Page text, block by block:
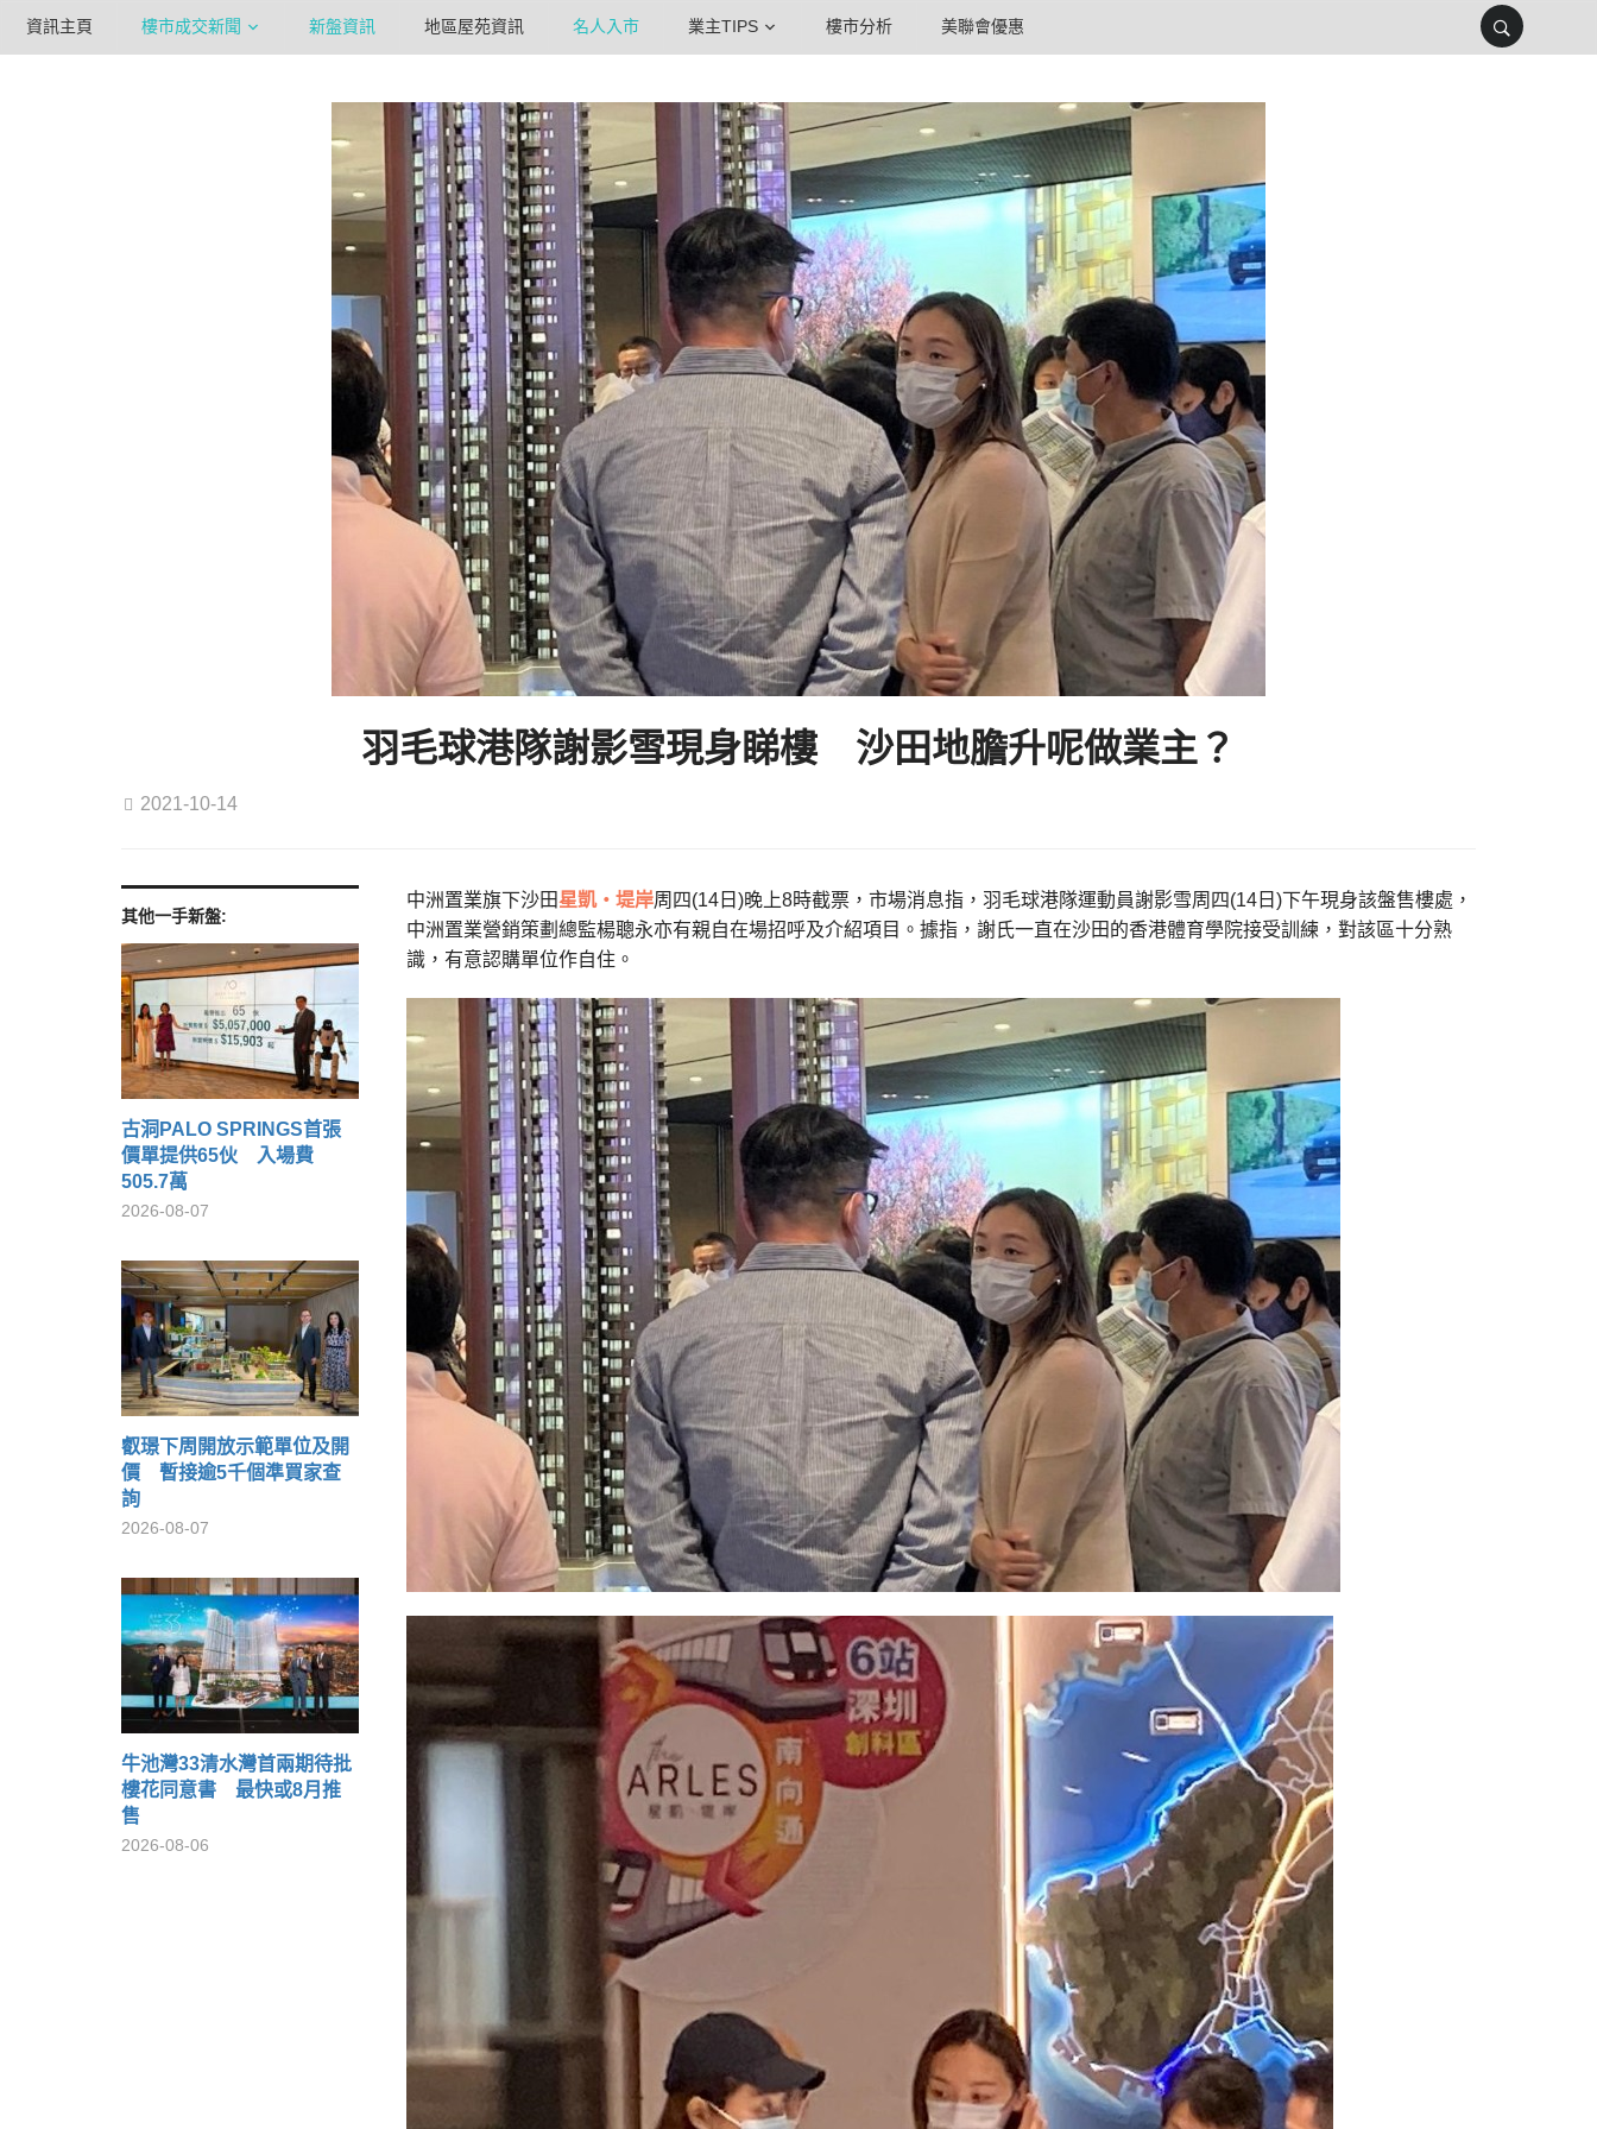
資訊主頁 樓市成交新聞 新盤資訊 地區屋苑資訊 名人入市 業主TIPS 樓市分析 美聯會優惠
羽毛球港隊謝影雪現身睇樓 沙田地膽升呢做業主？
2021-10-14
其他一手新盤:
古洞PALO SPRINGS首張
價單提供65伙 入場費
505.7萬
2026-08-07
叡璟下周開放示範單位及開
價 暫接逾5千個準買家查
詢
2026-08-07
牛池灣33清水灣首兩期待批
樓花同意書 最快或8月推
售
2026-08-06
中洲置業旗下沙田星凱‧堤岸周四(14日)晚上8時截票，市場消息指，羽毛球港隊運動員謝影雪周四(14日)下午現身該盤售樓處，
中洲置業營銷策劃總監楊聰永亦有親自在場招呼及介紹項目。據指，謝氏一直在沙田的香港體育學院接受訓練，對該區十分熟
識，有意認購單位作自住。